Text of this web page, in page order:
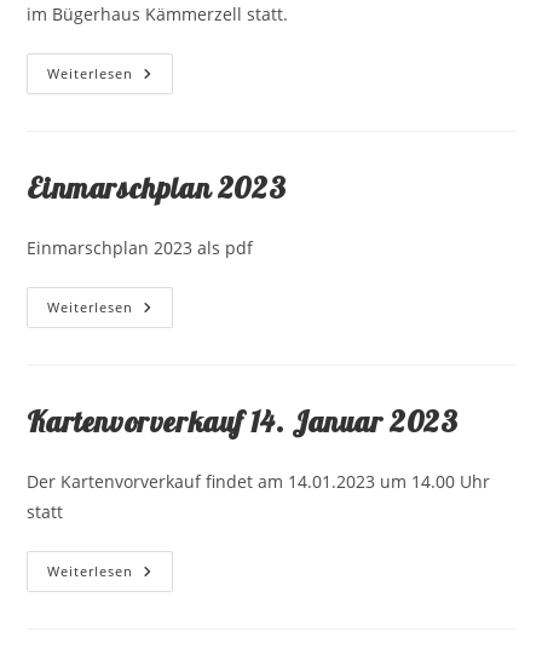
im Bügerhaus Kämmerzell statt.
Weiterlesen Fremdensitzung
4.
Einmarschplan 2023
Einmarschplan 2023 als pdf
Weiterlesen Einmarschplan
2023
Kartenvorverkauf 14. Januar 2023
Der Kartenvorverkauf findet am 14.01.2023 um 14.00 Uhr
statt
Weiterlesen Kartenvorverkauf
14.